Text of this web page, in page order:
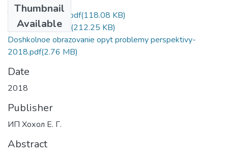
Thumbnail
Available
Титульный лист.pdf(118.08 KB)
Содержание.pdf (212.25 KB)
Doshkolnoe obrazovanie opyt problemy perspektivy-
2018.pdf(2.76 MB)
Date
2018
Publisher
ИП Хохол Е. Г.
Abstract